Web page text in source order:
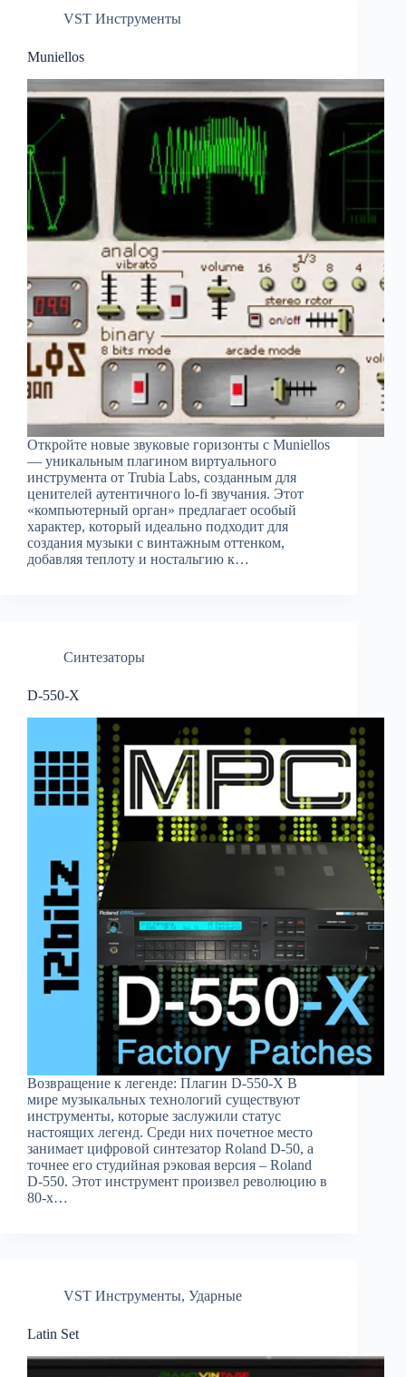
VST Инструменты
Muniellos
Откройте новые звуковые горизонты с Muniellos
— уникальным плагином виртуального
инструмента от Trubia Labs, созданным для
ценителей аутентичного lo-fi звучания. Этот
«компьютерный орган» предлагает особый
характер, который идеально подходит для
создания музыки с винтажным оттенком,
добавляя теплоту и ностальгию к…
Синтезаторы
D-550-X
Возвращение к легенде: Плагин D-550-X В
мире музыкальных технологий существуют
инструменты, которые заслужили статус
настоящих легенд. Среди них почетное место
занимает цифровой синтезатор Roland D-50, а
точнее его студийная рэковая версия – Roland
D-550. Этот инструмент произвел революцию в
80-х…
VST Инструменты, Ударные
Latin Set